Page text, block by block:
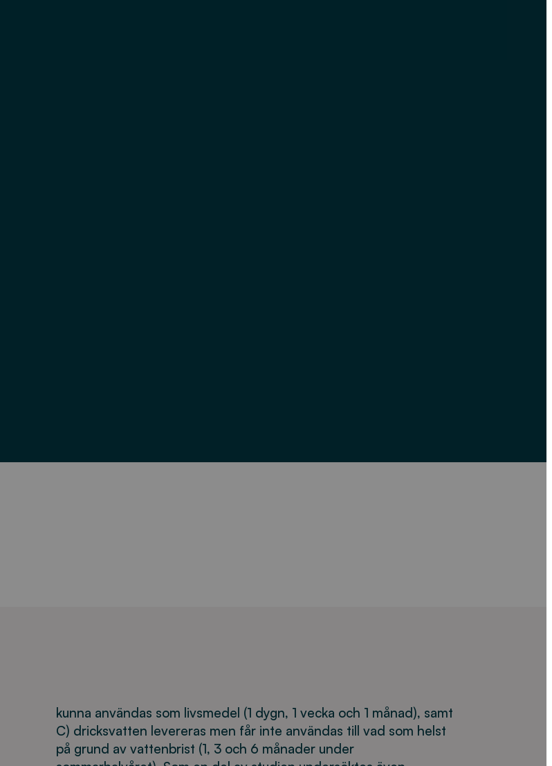
kunna användas som livsmedel (1 dygn, 1 vecka och 1 månad), samt
C) dricksvatten levereras men får inte användas till vad som helst
på grund av vattenbrist (1, 3 och 6 månader under